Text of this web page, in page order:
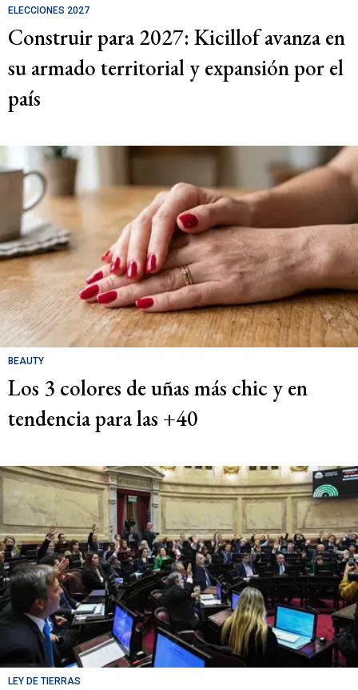
ELECCIONES 2027
Construir para 2027: Kicillof avanza en
su armado territorial y expansión por el
país
BEAUTY
Los 3 colores de uñas más chic y en
tendencia para las +40
LEY DE TIERRAS